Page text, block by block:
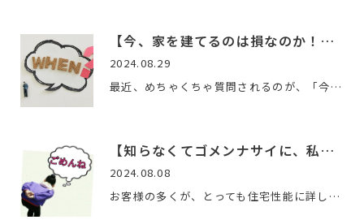
【今、家を建てるのは損なのか！？】
2024.08.29
最近、めちゃくちゃ質問されるのが、「今って家の値段高いんで…
【知らなくてゴメンナサイに、私がゴメンナサイ。】
2024.08.08
お客様の多くが、とっても住宅性能に詳しくなってきました。そ…